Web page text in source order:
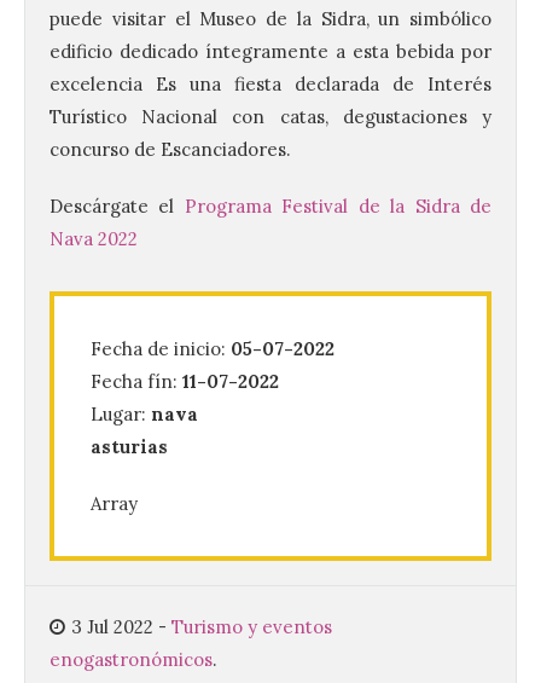
puede visitar el Museo de la Sidra, un simbólico
edificio dedicado íntegramente a esta bebida por
excelencia Es una fiesta declarada de Interés
Turístico Nacional con catas, degustaciones y
concurso de Escanciadores.
Descárgate el Programa Festival de la Sidra de
Nava 2022
Fecha de inicio: 05-07-2022
Fecha fín: 11-07-2022
Lugar: nava
asturias
Array
3 Jul 2022 - Turismo y eventos
enogastronómicos.
120 jóvenes completan su
entornos digitales en un
Campamentos Salamanca
Tech
10 Ago 2026
turnos semanales con
diploma acreditativo tras finalizar esta
semana de actividades en […]